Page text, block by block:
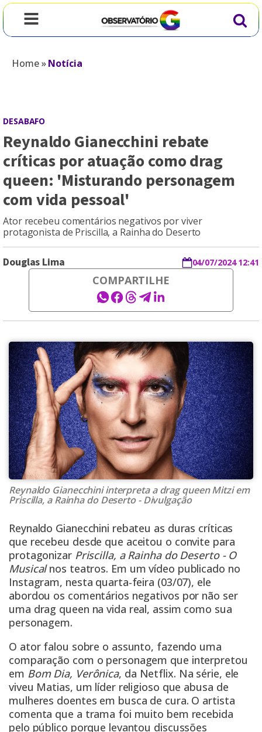
Home»Notícia
DESABAFO
Reynaldo Gianecchini rebate
críticas por atuação como drag
queen: 'Misturando personagem
com vida pessoal'
Ator recebeu comentários negativos por viver
protagonista de Priscilla, a Rainha do Deserto
Douglas Lima 04/07/2024 12:41
COMPARTILHE
Reynaldo Gianecchini interpreta a drag queen Mitzi em
Priscilla, a Rainha do Deserto - Divulgação
Reynaldo Gianecchini rebateu as duras críticas
que recebeu desde que aceitou o convite para
protagonizar Priscilla, a Rainha do Deserto - O
Musicalnos teatros. Em um vídeo publicado no
Instagram, nesta quarta-feira (03/07), ele
abordou os comentários negativos por não ser
uma drag queen na vida real, assim como sua
personagem.
O ator falou sobre o assunto, fazendo uma
comparação com o personagem que interpretou
em Bom Dia, Verônica, da Netflix. Na série, ele
viveu Matias, um líder religioso que abusa de
mulheres doentes em busca de cura. O artista
comenta que a trama foi muito bem recebida
pelo público porque levantou discussões